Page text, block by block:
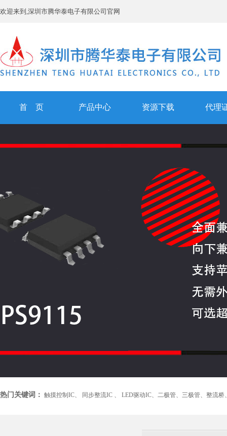
欢迎来到,深圳市腾华泰电子有限公司官网
首 页 产品中心 资源下载 代理
热门关键词： 触摸控制IC、 同步整流IC 、 LED驱动IC、 二极管、 三极管、 整流桥